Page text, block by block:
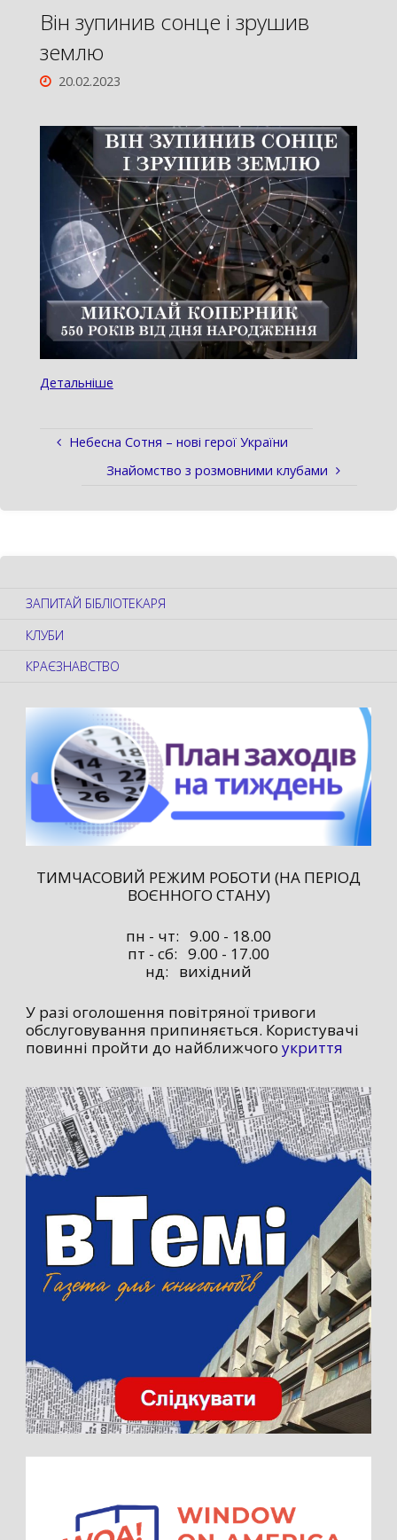
Він зупинив сонце і зрушив
землю
20.02.2023
Детальніше
Небесна Сотня – нові герої України
Знайомство з розмовними клубами
ЗАПИТАЙ БІБЛІОТЕКАРЯ
КЛУБИ
КРАЄЗНАВСТВО
ТИМЧАСОВИЙ РЕЖИМ РОБОТИ (НА ПЕРІОД
ВОЄННОГО СТАНУ)
пн - чт: 9.00 - 18.00
пт - сб: 9.00 - 17.00
нд: вихідний
У разі оголошення повітряної тривоги
обслуговування припиняється. Користувачі
повинні пройти до найближчого укриття